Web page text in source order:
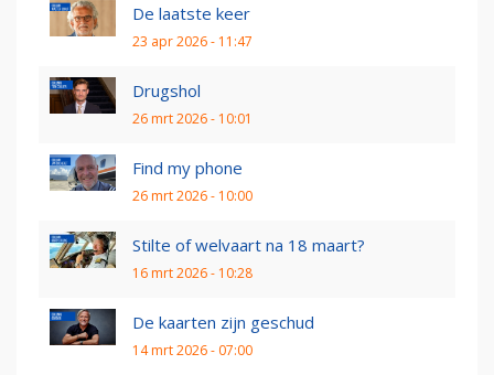
De laatste keer
23 apr 2026 - 11:47
Drugshol
26 mrt 2026 - 10:01
Find my phone
26 mrt 2026 - 10:00
Stilte of welvaart na 18 maart?
16 mrt 2026 - 10:28
De kaarten zijn geschud
14 mrt 2026 - 07:00